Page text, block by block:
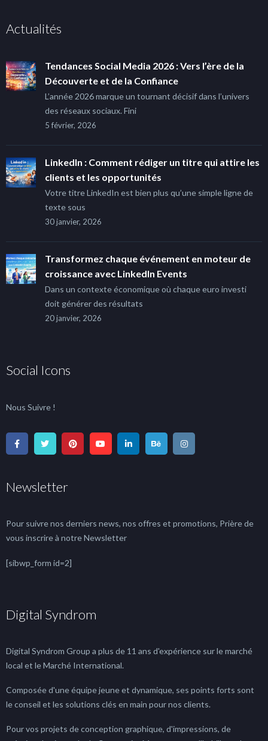
Actualités
Tendances Social Media 2026 : Vers l’ère de la
Découverte et de la Confiance
L’année 2026 marque un tournant décisif dans l’univers
des réseaux sociaux. Fini
5 février, 2026
LinkedIn : Comment rédiger un titre qui attire les
clients et les opportunités
Votre titre LinkedIn est bien plus qu’une simple ligne de
texte sous
30 janvier, 2026
Transformez chaque événement en moteur de
croissance avec LinkedIn Events
Dans un contexte économique où chaque euro investi
doit générer des résultats
20 janvier, 2026
Social Icons
Nous Suivre !
Newsletter
Pour suivre nos derniers news, nos offres et promotions, Prière de
vous inscrire à notre Newsletter
[sibwp_form id=2]
Digital Syndrom
Digital Syndrom Group a plus de 11 ans d'expérience sur le marché
local et le Marché International.
Composée d'une équipe jeune et dynamique, ses points forts sont
le conseil et les solutions clés en main pour nos clients.
Pour vos projets de conception graphique, d'impressions, de